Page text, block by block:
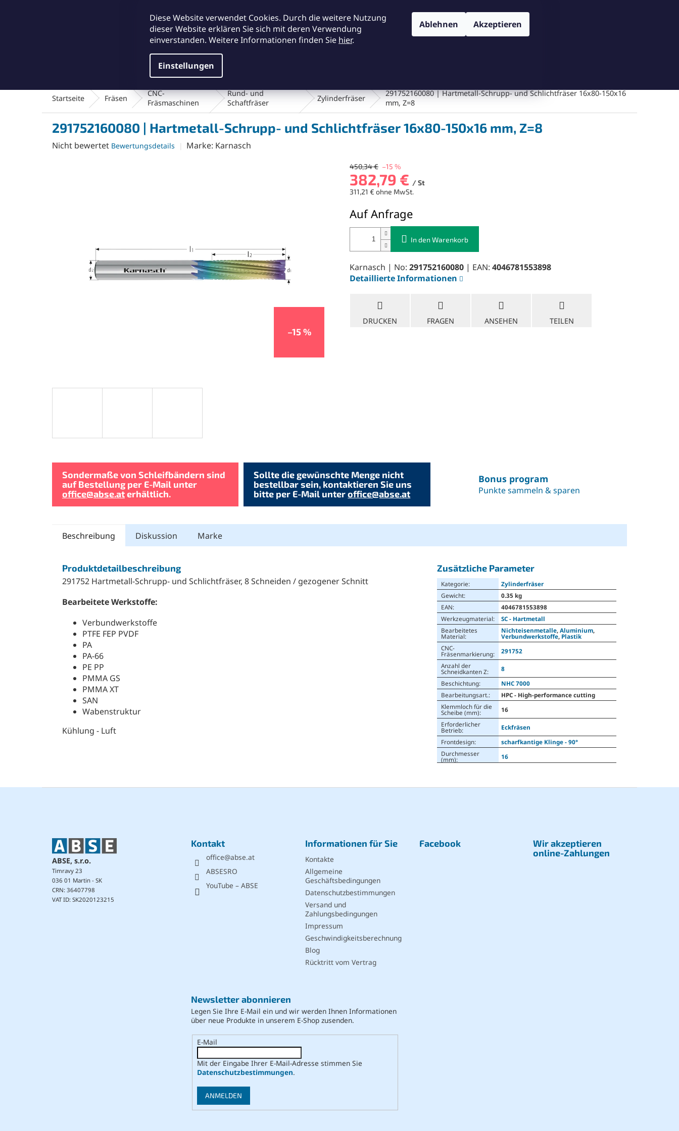
Diese Website verwendet Cookies. Durch die weitere Nutzung
dieser Website erklären Sie sich mit deren Verwendung
einverstanden. Weitere Informationen finden Sie hier.
Einstellungen
Ablehnen Akzeptieren
Reinigungsmaterialien und Bürsten
Startseite Fräsen
CNC-
Fräsmaschinen
Rund- und
Schaftfräser
Zylinderfräser
291752160080 | Hartmetall-Schrupp- und Schlichtfräser 16x80-150x16
mm, Z=8
291752160080 | Hartmetall-Schrupp- und Schlichtfräser 16x80-150x16 mm, Z=8
Die
Nicht bewertet Bewertungsdetails Marke: Karnasch
–15 %
450,34 € –15 %
382,79 € / St
311,21 € ohne MwSt.
Auf Anfrage
In den Warenkorb
Karnasch | No: 291752160080 | EAN: 4046781553898
Detaillierte Informationen
DRUCKEN FRAGEN ANSEHEN TEILEN
Sondermaße von Schleifbändern sind
auf Bestellung per E-Mail unter
office@abse.aterhältlich.
Sollte die gewünschte Menge nicht
bestellbar sein, kontaktieren Sie uns
bitte per E-Mail unteroffice@abse.at
Bonus program
Punkte sammeln & sparen
Beschreibung Diskussion Marke
Produktdetailbeschreibung
291752 Hartmetall-Schrupp- und Schlichtfräser, 8 Schneiden / gezogener Schnitt
Bearbeitete Werkstoffe:
Verbundwerkstoffe
PTFE FEP PVDF
PA
PA-66
PE PP
PMMA GS
PMMA XT
SAN
Wabenstruktur
Kühlung - Luft
Zusätzliche Parameter
Kategorie:
Zylinderfräser
Gewicht:
0.35 kg
EAN:
4046781553898
Werkzeugmaterial:
SC - Hartmetall
Bearbeitetes
Material:
Nichteisenmetalle,Aluminium,
Verbundwerkstoffe, Plastik
CNC-
Fräsenmarkierung:
291752
Anzahl der
Schneidkanten Z:
8
Beschichtung:
NHC 7000
Bearbeitungsart.:
HPC - High-performance cutting
Klemmloch für die
Scheibe (mm):
16
Erforderlicher
Betrieb:
Eckfräsen
Frontdesign:
scharfkantige Klinge - 90°
Durchmesser
(mm): 16
ABSE, s.r.o.
Timravy 23
036 01 Martin - SK
CRN: 36407798
VAT ID: SK2020123215
Kontakt
office@abse.at
ABSESRO
YouTube – ABSE
Informationen für Sie
Kontakte
Allgemeine
Geschäftsbedingungen
Datenschutzbestimmungen
Versand und
Zahlungsbedingungen
Impressum
Geschwindigkeitsberechnung
Blog
Rücktritt vom Vertrag
Facebook
Wir akzeptieren
online-Zahlungen
Newsletter abonnieren
Legen Sie Ihre E-Mail ein und wir werden Ihnen Informationen
über neue Produkte in unserem E-Shop zusenden.
E-Mail
Mit der Eingabe Ihrer E-Mail-Adresse stimmen Sie
Datenschutzbestimmungen.
ANMELDEN